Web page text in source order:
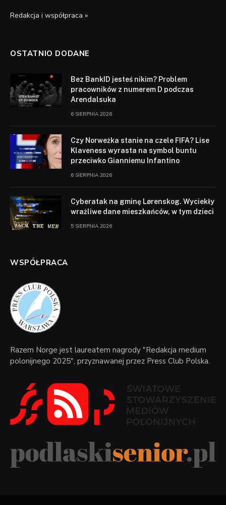
Redakcja i współpraca »
OSTATNIO DODANE
Bez BankID jesteś nikim? Problem
pracowników z numerem D podczas
Arendalsuka
6 SIERPNIA 2026
Czy Norweżka stanie na czele FIFA? Lise
Klaveness wyrasta na symbol buntu
przeciwko Gianniemu Infantino
6 SIERPNIA 2026
Cyberatak na gminę Lørenskog. Wyciekły
wrażliwe dane mieszkańców, w tym dzieci
5 SIERPNIA 2026
WSPÓŁPRACA
Razem Norge jest laureatem nagrody "Redakcja medium
polonijnego 2025", przyznawanej przez Press Club Polska.